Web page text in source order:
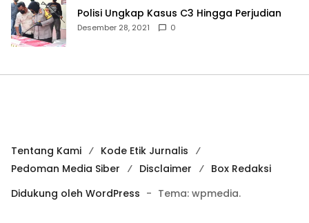
Polisi Ungkap Kasus C3 Hingga Perjudian
Desember 28, 2021 0
Tentang Kami
Kode Etik Jurnalis
Pedoman Media Siber
Disclaimer
Box Redaksi
Didukung oleh WordPress - Tema: wpmedia.